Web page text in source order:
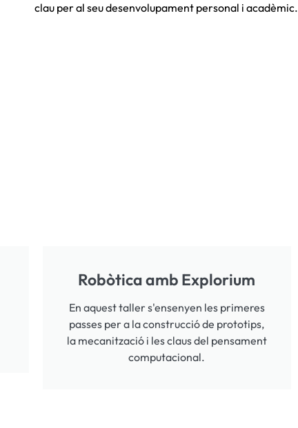
clau per al seu desenvolupament personal i acadèmic.
Robòtica amb Explorium
En aquest taller s'ensenyen les primeres
passes per a la construcció de prototips,
la mecanització i les claus del pensament
computacional.